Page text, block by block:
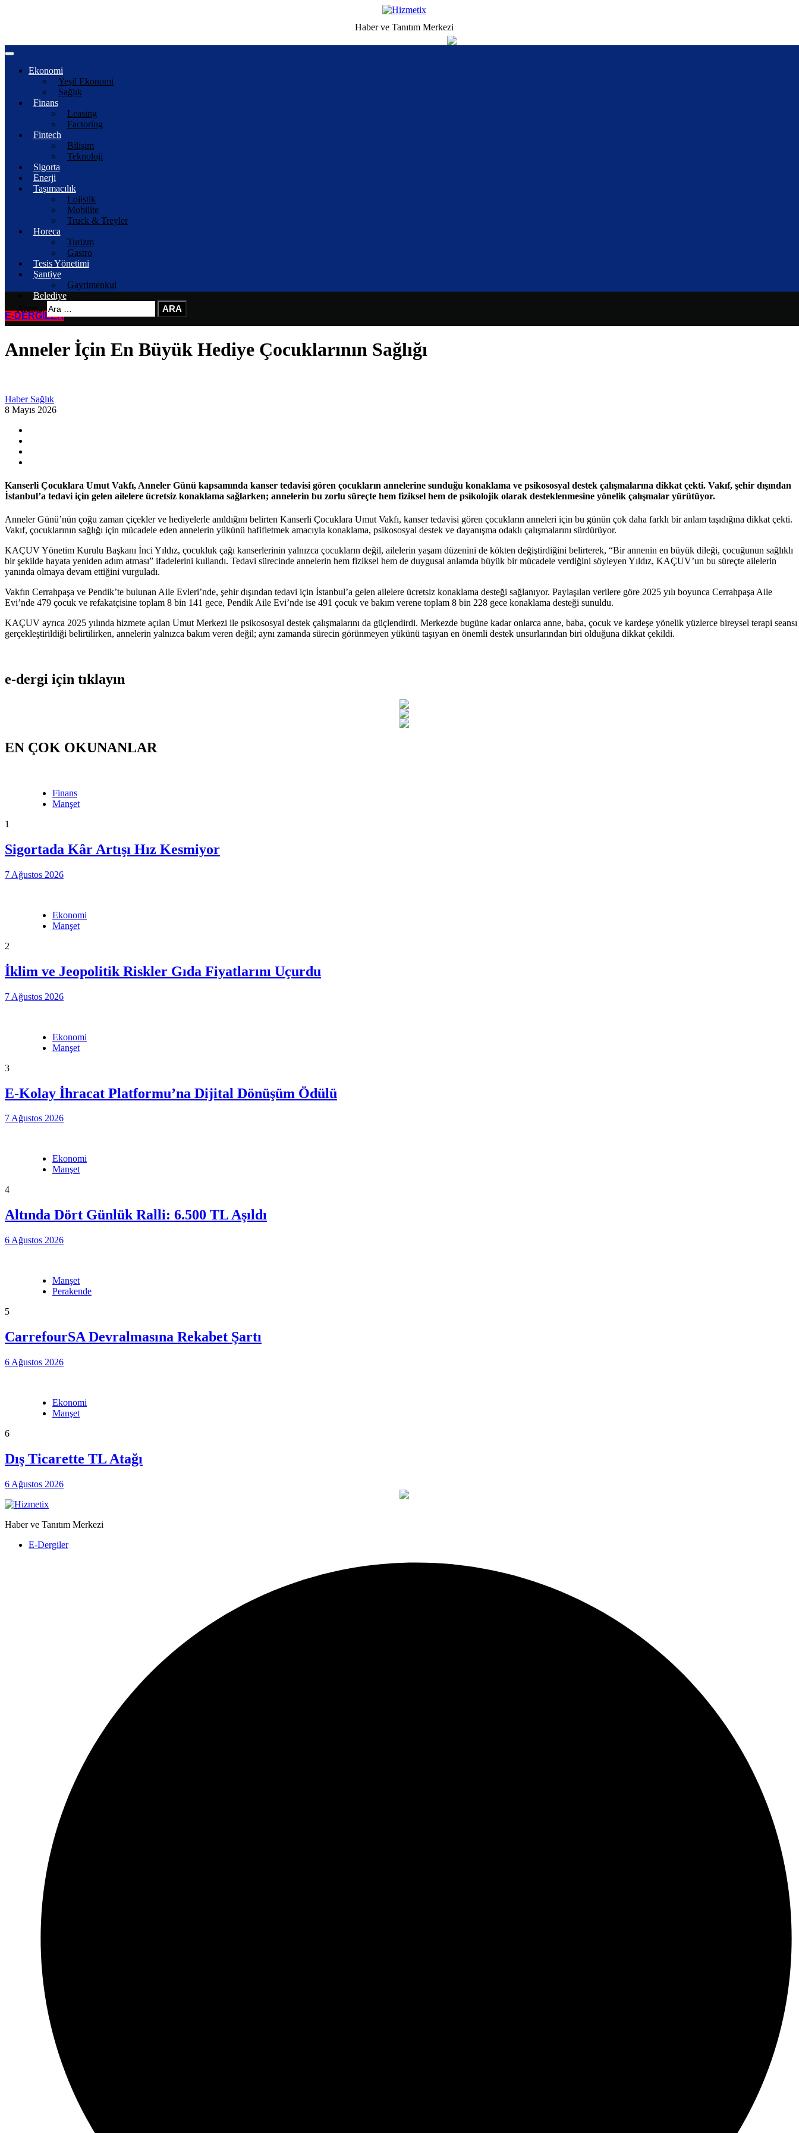
Haber ve Tanıtım Merkezi
Ekonomi
Yeşil Ekonomi
Sağlık
Finans
Leasing
Factoring
Fintech
Bilişim
Teknoloji
Sigorta
Enerji
Taşımacılık
Lojistik
Mobilite
Truck & Treyler
Horeca
Turizm
Gastro
Tesis Yönetimi
Şantiye
Gayrimenkul
Belediye
E-DERGİLER
Arama:
Anneler İçin En Büyük Hediye Çocuklarının Sağlığı
Haber Sağlık
8 Mayıs 2026
Kanserli Çocuklara Umut Vakfı, Anneler Günü kapsamında kanser tedavisi gören çocukların annelerine sunduğu konaklama ve psikososyal destek çalışmalarına dikkat çekti. Vakıf, şehir dışından
İstanbul’a tedavi için gelen ailelere ücretsiz konaklama sağlarken; annelerin bu zorlu süreçte hem fiziksel hem de psikolojik olarak desteklenmesine yönelik çalışmalar yürütüyor.
Anneler Günü’nün çoğu zaman çiçekler ve hediyelerle anıldığını belirten Kanserli Çocuklara Umut Vakfı, kanser tedavisi gören çocukların anneleri için bu günün çok daha farklı bir anlam taşıdığına dikkat çekti.
Vakıf, çocuklarının sağlığı için mücadele eden annelerin yükünü hafifletmek amacıyla konaklama, psikososyal destek ve dayanışma odaklı çalışmalarını sürdürüyor.
KAÇUV Yönetim Kurulu Başkanı İnci Yıldız, çocukluk çağı kanserlerinin yalnızca çocukların değil, ailelerin yaşam düzenini de kökten değiştirdiğini belirterek, “Bir annenin en büyük dileği, çocuğunun sağlıklı
bir şekilde hayata yeniden adım atması” ifadelerini kullandı. Tedavi sürecinde annelerin hem fiziksel hem de duygusal anlamda büyük bir mücadele verdiğini söyleyen Yıldız, KAÇUV’un bu süreçte ailelerin
yanında olmaya devam ettiğini vurguladı.
Vakfın Cerrahpaşa ve Pendik’te bulunan Aile Evleri’nde, şehir dışından tedavi için İstanbul’a gelen ailelere ücretsiz konaklama desteği sağlanıyor. Paylaşılan verilere göre 2025 yılı boyunca Cerrahpaşa Aile
Evi’nde 479 çocuk ve refakatçisine toplam 8 bin 141 gece, Pendik Aile Evi’nde ise 491 çocuk ve bakım verene toplam 8 bin 228 gece konaklama desteği sunuldu.
KAÇUV ayrıca 2025 yılında hizmete açılan Umut Merkezi ile psikososyal destek çalışmalarını da güçlendirdi. Merkezde bugüne kadar onlarca anne, baba, çocuk ve kardeşe yönelik yüzlerce bireysel terapi seansı
gerçekleştirildiği belirtilirken, annelerin yalnızca bakım veren değil; aynı zamanda sürecin görünmeyen yükünü taşıyan en önemli destek unsurlarından biri olduğuna dikkat çekildi.
e-dergi için tıklayın
EN ÇOK OKUNANLAR
Finans
Manşet
1
Sigortada Kâr Artışı Hız Kesmiyor
7 Ağustos 2026
Ekonomi
Manşet
2
İklim ve Jeopolitik Riskler Gıda Fiyatlarını Uçurdu
7 Ağustos 2026
Ekonomi
Manşet
3
E-Kolay İhracat Platformu’na Dijital Dönüşüm Ödülü
7 Ağustos 2026
Ekonomi
Manşet
4
Altında Dört Günlük Ralli: 6.500 TL Aşıldı
6 Ağustos 2026
Manşet
Perakende
5
CarrefourSA Devralmasına Rekabet Şartı
6 Ağustos 2026
Ekonomi
Manşet
6
Dış Ticarette TL Atağı
6 Ağustos 2026
Haber ve Tanıtım Merkezi
E-Dergiler